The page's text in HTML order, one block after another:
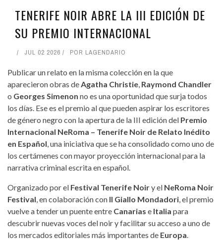
TENERIFE NOIR ABRE LA III EDICIÓN DE
SU PREMIO INTERNACIONAL
JUL 02 2026 POR LAGENDARIO
Publicar un relato en la misma colección en la que
aparecieron obras deAgatha Christie, Raymond Chandler
o Georges Simenon no es una oportunidad que surja todos
los días. Ese es el premio al que pueden aspirar los escritores
de género negro con la apertura de la III edición del Premio
Internacional NeRoma – Tenerife Noir de Relato Inédito
en Español, una iniciativa que se ha consolidado como uno de
los certámenes con mayor proyección internacional para la
narrativa criminal escrita en español.
Organizado por el Festival Tenerife Noiry el NeRoma Noir
Festival, en colaboración con Il Giallo Mondadori, el premio
vuelve a tender un puente entre Canarias e Italia para
descubrir nuevas voces del noir y facilitar su acceso a uno de
los mercados editoriales más importantes de Europa.